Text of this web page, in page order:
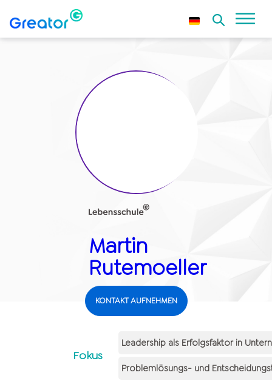
Martin
Rutemoeller
KONTAKT AUFNEHMEN
Fokus
Leadership als Erfolgsfaktor in
Problemlösungs- und